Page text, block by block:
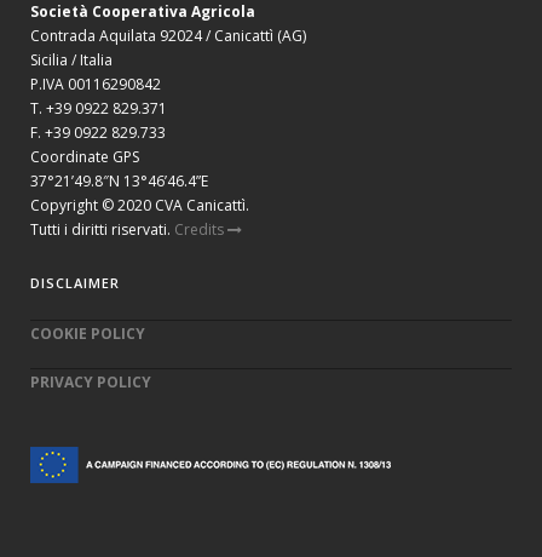
Società Cooperativa Agricola
Contrada Aquilata 92024 / Canicattì (AG)
Sicilia / Italia
P.IVA 00116290842
T. +39 0922 829.371
F. +39 0922 829.733
Coordinate GPS
37°21’49.8″N 13°46’46.4”E
Copyright © 2020 CVA Canicattì.
Tutti i diritti riservati. Credits
DISCLAIMER
COOKIE POLICY
PRIVACY POLICY